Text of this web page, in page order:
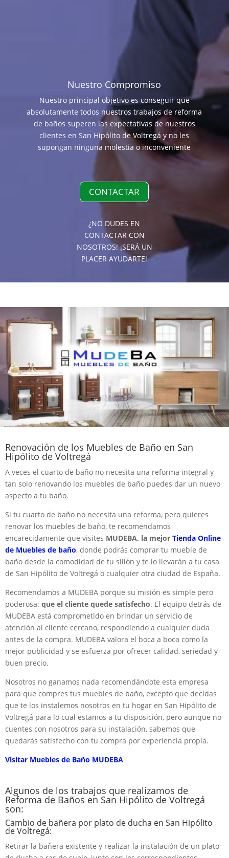
Nuestro Compromiso
Nuestro principal objetivo es conseguir que
absolutamente todos nuestros trabajos de reforma
de baños superen las expectativas de nuestros
clientes en San Hipólito de Voltregá y no les
supongan ninguna molestia o inconveniente
CONTACTAR
¿NO DUDES EN
CONTACTAR CON
NOSOTROS! ¡SERÁ UN
PLACER AYUDARTE!
Renovación de los Muebles de Baño en San
Hipólito de Voltregá
A veces el cuarto de baño no necesita una reforma integral y
tan solo renovando los muebles de baño puedes dar un nuevo
aspecto a tu baño.
Si tu cuarto de baño no necesita una reforma, pero quieres
renovar los muebles de baño, te recomendamos
encarecidamente que visites MUDEBA, la mejor Tienda Online
de Muebles de baño, donde podrás comprar tu mueble de
baño desde la comodidad de tu sillón y te lo llevarán a tu casa
de San Hipólito de Voltregá o cualquier otra ciudad de España.
Recomendamos a MUDEBA porque su misión es simple pero
poderosa: que el cliente quede satisfecho. El equipo detrás de
MUDEBA está comprometido en brindar un servicio de
atención al cliente cercano, respondiendo a cualquier duda
antes de la compra. MUDEBA valora el boca a boca como la
mejor publicidad y se esfuerza por ofrecer calidad, seriedad y
buen precio.
Nosotros no ganamos nada recomendándote esta empresa
para que compres tus muebles de baño, excepto que decidas
que te los instalemos nosotros en tu hogar en San Hipólito de
Voltregá para lo cual estamos a tu disposición, pero aunque no
cuentes con nosotros para su instalación, sabemos que
quedarás satisfecho con tu compra por experiencia propia.
Visitar Muebles de Baño MUDEBA
Algunos de los trabajos que realizamos de
Reforma de Baños en San Hipólito de Voltregá
son:
Cambio de bañera por plato de ducha en San Hipólito
de Voltregá:
Retirar la bañera existente y realizar la instalación de un plato